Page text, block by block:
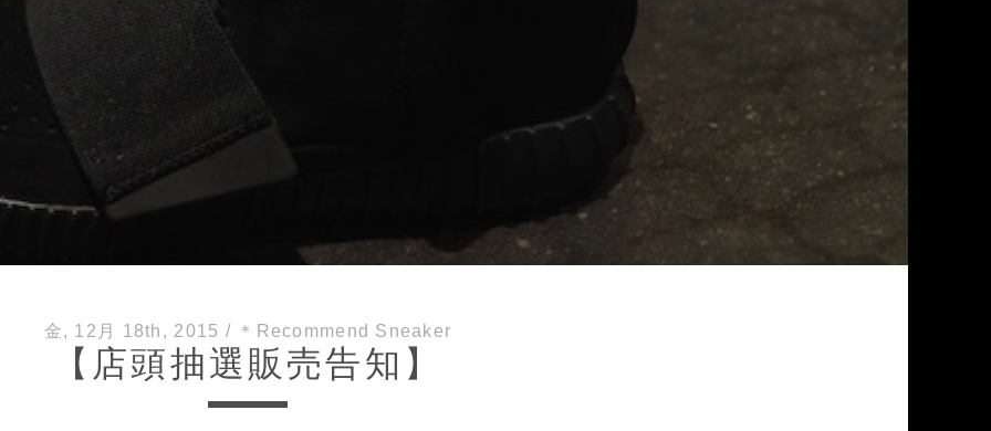
金, 12月 18th, 2015 / ＊Recommend Sneaker
【店頭抽選販売告知】